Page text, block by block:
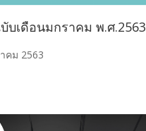
บเดือนมกราคม พ.ศ.2563
คม 2563